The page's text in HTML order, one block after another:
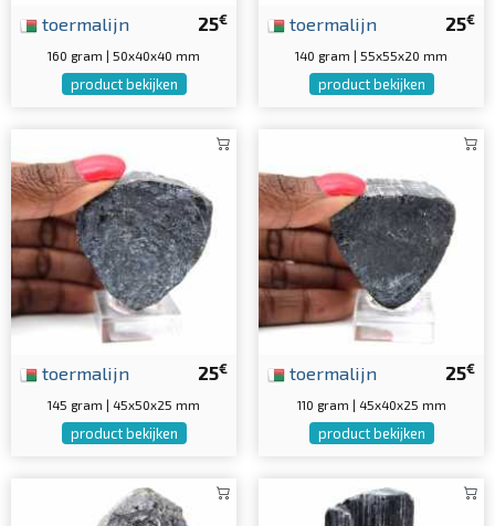
25€
toermalijn
160 gram | 50x40x40 mm
product bekijken
25€
toermalijn
140 gram | 55x55x20 mm
product bekijken
25€
toermalijn
145 gram | 45x50x25 mm
product bekijken
25€
toermalijn
110 gram | 45x40x25 mm
product bekijken